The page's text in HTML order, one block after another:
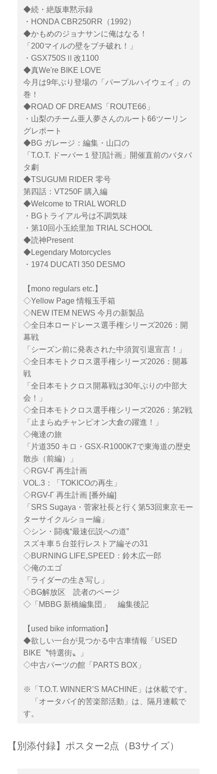
◆続・絶版車黙示録
・HONDA CBR250RR（1992）
◆かもめのジョナサンに俺はなる！
「200マイルの壁をブチ破れ！」
・GSX750SⅡ改1100
◆真We're BIKE LOVE
今月は9年ぶり登場の「パープルハイウェイ」の
巻！
◆ROAD OF DREAMS「ROUTE66」
・山梨のチーム亜人夢さんのルート66ツーリン
グレポート
◆BG ガレージ：編集・山口の
「T.O.T. ドーバー１登頂計画」開催直前のバタバ
タ劇
◆TSUGUMI RIDER 零号
第四話：VT250F 購入編
◆Welcome to TRIAL WORLD
・BGトライアル号は不調気味
・第10回小玉絵里加 TRIAL SCHOOL
◆読神Present
◆Legendary Motorcycles
・1974 DUCATI 350 DESMO
【mono regulars etc.】
◇Yellow Page 情報玉手箱
◇NEW ITEM NEWS 今月の新製品
◇全日本ロードレース選手権シリーズ2026：開
幕戦
「シーズン前に発表された中須賀引退宣言！」
◇全日本モトクロス選手権シリーズ2026：開幕
戦
「全日本モトクロス開幕戦は30年ぶりの中部大
会！」
◇全日本モトクロス選手権シリーズ2026：第2戦
「止まらぬチャンピオン大倉の躍進！」
◇俺達の旅
「片道350 キロ・GSX-R1000K7で東海道の歴史
散歩（前編）」
◇RGV-Γ 再生計画
VOL.3：「TOKICOの再生」
◇RGV-Γ 再生計画 [番外編]
「SRS Sugaya・菅家社長と行く第53回東京モー
ターサイクルショー編」
◇シン・闘魂“最速伝説への道”
スズキ車５台並行レストア編その31
◇BURNING LIFE,SPEED：鈴木広一郎
◇俺のエゴ
「ライダーの生き写し」
◇BG解放区 読者のページ
◇「MBBG 新橋編集団」 編集後記
【used bike information】
◆欲しい一台が見つかる中古車情報「USED
BIKE〝特選街〟」
◇中古パーツの館「PARTS BOX」
※「T.O.T. WINNER’S MACHINE」は休載です。
「オータバイ的苦楽部活動」は、隔月連載で
す。
【別添付録】ポスター2点（B3サイズ）